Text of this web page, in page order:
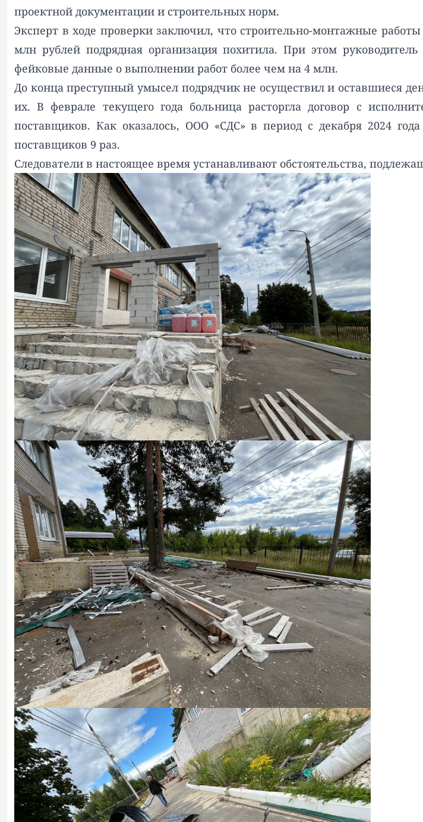
проектной документации и строительных норм.
Эксперт в ходе проверки заключил, что строительно-монтажные
млн рублей подрядная организация похитила. При этом
фейковые данные о выполнении работ более чем на 4 млн.
До конца преступный умысел подрядчик не осуществил и оставшиеся
их. В феврале текущего года больница расторгла договор с
поставщиков. Как оказалось, ООО «СДС» в период с декабря 2024
поставщиков 9 раз.
Следователи в настоящее время устанавливают обстоятельства,